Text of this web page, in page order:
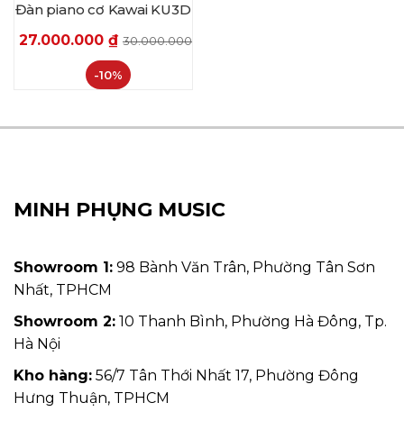
Đàn piano cơ Kawai KU3D
27.000.000 ₫ 30.000.000
-10%
MINH PHỤNG MUSIC
Showroom 1: 98 Bành Văn Trân, Phường Tân Sơn
Nhất, TPHCM
Showroom 2: 10 Thanh Bình, Phường Hà Đông, Tp.
Hà Nội
Kho hàng: 56/7 Tân Thới Nhất 17, Phường Đông
Hưng Thuận, TPHCM